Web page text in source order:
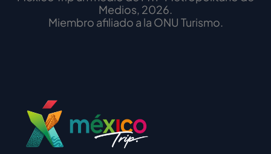
Medios, 2026.
Miembro afiliado a la ONU Turismo.